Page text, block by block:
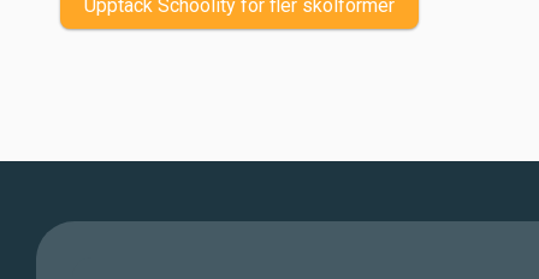
Upptäck Schoolity för fler skolformer